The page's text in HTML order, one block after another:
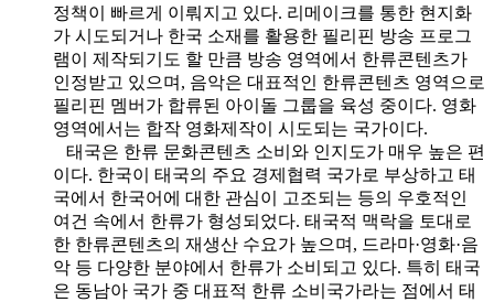
정책이 빠르게 이뤄지고 있다. 리메이크를 통한 현지화
가 시도되거나 한국 소재를 활용한 필리핀 방송 프로그
램이 제작되기도 할 만큼 방송 영역에서 한류콘텐츠가
인정받고 있으며, 음악은 대표적인 한류콘텐츠 영역으로
필리핀 멤버가 합류된 아이돌 그룹을 육성 중이다. 영화
영역에서는 합작 영화제작이 시도되는 국가이다.
태국은 한류 문화콘텐츠 소비와 인지도가 매우 높은 편
이다. 한국이 태국의 주요 경제협력 국가로 부상하고 태
국에서 한국어에 대한 관심이 고조되는 등의 우호적인
여건 속에서 한류가 형성되었다. 태국적 맥락을 토대로
한 한류콘텐츠의 재생산 수요가 높으며, 드라마·영화·음
악 등 다양한 분야에서 한류가 소비되고 있다. 특히 태국
은 동남아 국가 중 대표적 한류 소비국가라는 점에서 태